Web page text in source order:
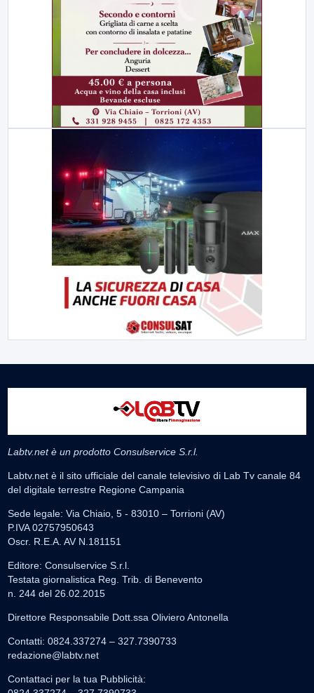
Labtv.net è un prodotto Consulservice S.r.l.
Labtv.net è il sito ufficiale del canale televisivo di Lab Tv canale 84
del digitale terrestre Regione Campania
Sede legale: Via Chiaio, 5 - 83010 – Torrioni (AV)
P.IVA 02757950643
Oscr. R.E.A. AV N.181151
Editore: Consulservice S.r.l.
Testata giornalistica Reg. Trib. di Benevento
n. 244 del 26.02.2015
Direttore Responsabile Dott.ssa Oliviero Antonella
Contatti: 0824.337274 – 327.7390733
redazione@labtv.net
Contattaci per la tua Pubblicità: